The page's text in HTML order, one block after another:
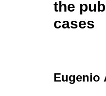
the
cases
Eugenio